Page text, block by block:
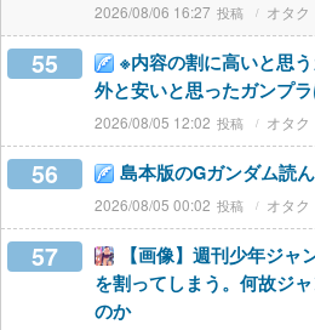
2026/08/06 16:27 オタク
55
※内容の割に高いと思
外と安いと思ったガンプラ
2026/08/05 12:02 オタク
56 島本版のGガンダム読
2026/08/05 00:02 オタク
57
【画像】週刊少年ジ
を割ってしまう。何故ジ
のか